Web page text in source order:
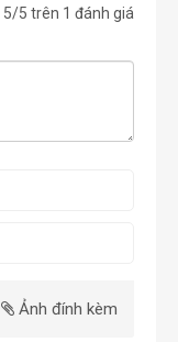
5/5 trên 1 đánh giá
Ảnh đính kèm